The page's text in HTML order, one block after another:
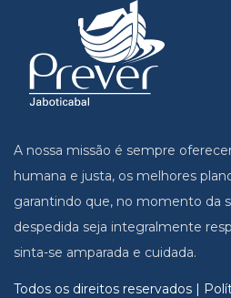
A nossa missão é sempre
humana e justa, os melhores
garantindo que, no momento da
despedida seja integralmente
sinta-se amparada e cuidada.
Todos os direitos reservados |